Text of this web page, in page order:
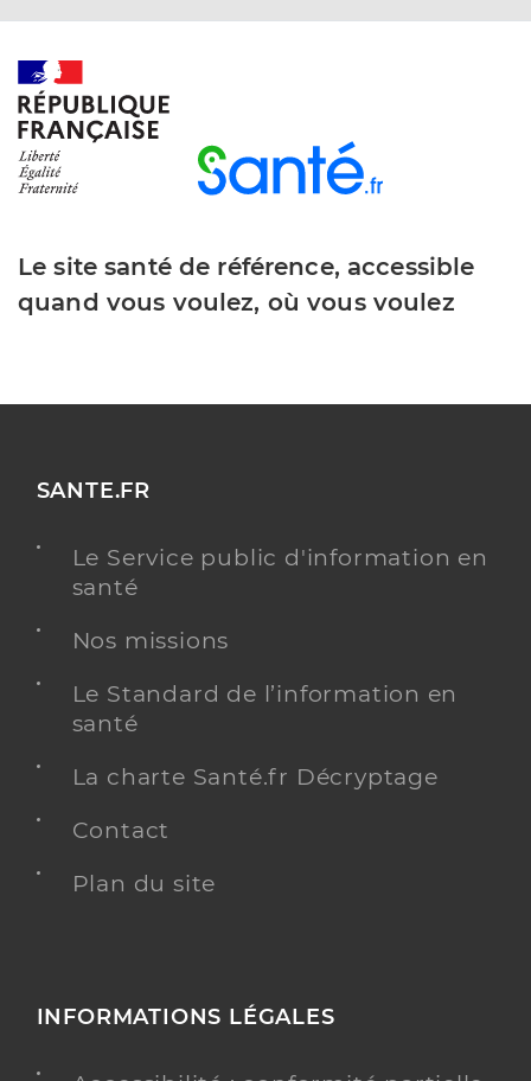
Le site santé de référence, accessible
quand vous voulez, où vous voulez
SANTE.FR
Le Service public d'information en
santé
Nos missions
Le Standard de l’information en
santé
La charte Santé.fr Décryptage
Contact
Plan du site
INFORMATIONS LÉGALES